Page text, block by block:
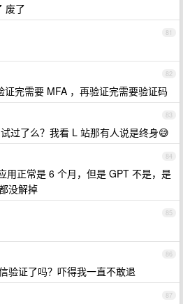
废了
81
82
证完需要 MFA ，再验证完需要验证码
83
过了么？我看 L 站那有人说是终身😅
84
用正常是 6 个月，但是 GPT 不是，是
没解掉
85
86
验证了吗？吓得我一直不敢退
87